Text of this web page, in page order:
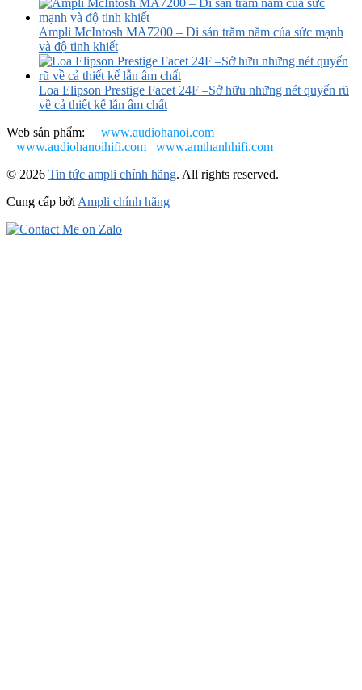
Ampli McIntosh MA7200 – Di sản trăm năm của sức mạnh
và độ tinh khiết
Loa Elipson Prestige Facet 24F –Sở hữu những nét quyến rũ
về cả thiết kế lẫn âm chất
Web sản phẩm: www.audiohanoi.com
www.audiohanoihifi.com
www.amthanhhifi.com
© 2026 Tin tức ampli chính hãng. All rights reserved.
Cung cấp bởi Ampli chính hãng